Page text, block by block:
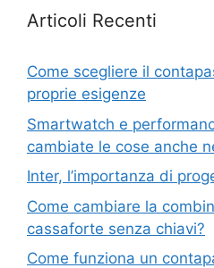
Articoli Recenti
Come scegliere il
proprie esigenze
Smartwatch e
cambiate le cose anche
Inter, l’importanza di
Come cambiare la
cassaforte senza chiavi?
Come funziona un